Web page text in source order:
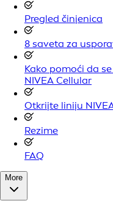
Pregled činjenica
8 saveta za
Kako pomoći da
NIVEA Cellular
Otkrijte liniju
Rezime
FAQ
More